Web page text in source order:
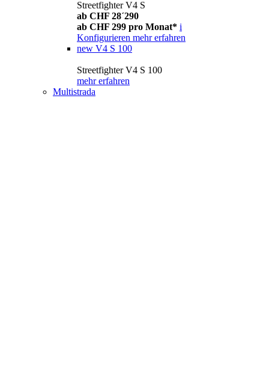
Streetfighter V4 S
ab CHF 28´290
ab CHF 299 pro Monat* i
Konfigurieren mehr erfahren
new V4 S 100
Streetfighter V4 S 100
mehr erfahren
Multistrada